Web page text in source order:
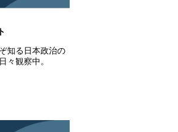
知る日本政治の
々観察中。